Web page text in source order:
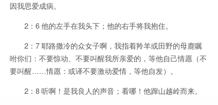
因我思爱成病。
2：6 他的左手在我头下；他的右手将我抱住。
2：7 耶路撒冷的众女子啊，我指着羚羊或田野的母鹿嘱
咐你们：不要惊动、不要叫醒我所亲爱的，等他自己情愿（不
要叫醒……情愿：或译不要激动爱情，等他自发）。
2：8 听啊！是我良人的声音；看哪！他蹿山越岭而来。